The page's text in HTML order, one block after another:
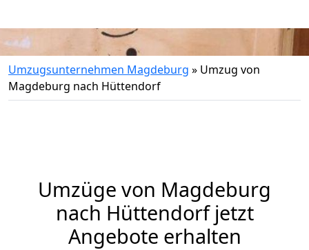
Umzugsunternehmen Magdeburg » Umzug von
Magdeburg nach Hüttendorf
Umzüge von Magdeburg
nach Hüttendorf jetzt
Angebote erhalten